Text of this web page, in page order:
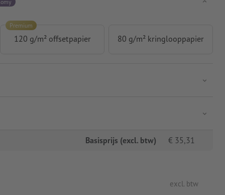
120 g/m² offsetpapier
Premium
80 g/m² kringlooppapier
Basisprijs (excl. btw) € 35,31
excl. btw